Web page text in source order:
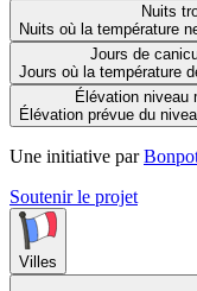
Nuits
Nuits où la température
Jours de
Jours où la température
Élévation niveau
Élévation prévue du
Une initiative par
Soutenir le projet
Villes